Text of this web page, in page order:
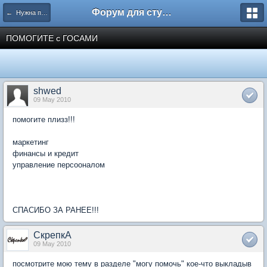
← Нужна помощь Форум для студента СГА
ПОМОГИТЕ с ГОСАМИ
shwed
09 May 2010
помогите плизз!!!
маркетинг
финансы и кредит
управление персооналом
СПАСИБО ЗА РАНЕЕ!!!
СкрепкА
09 May 2010
посмотрите мою тему в разделе "могу помочь" кое-что выкладыв